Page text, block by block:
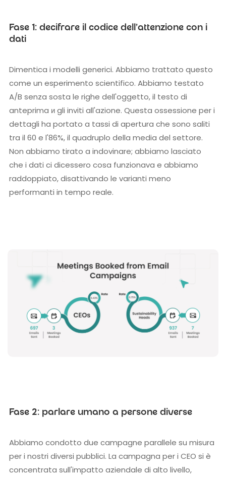
Fase 1: decifrare il codice dell'attenzione con i
dati
Dimentica i modelli generici. Abbiamo trattato questo
come un esperimento scientifico. Abbiamo testato
A/B senza sosta le righe dell'oggetto, il testo di
anteprima и gli inviti all'azione. Questa ossessione per i
dettagli ha portato a tassi di apertura che sono saliti
tra il 60 e l'86%, il quadruplo della media del settore.
Non abbiamo tirato a indovinare; abbiamo lasciato
che i dati ci dicessero cosa funzionava e abbiamo
raddoppiato, disattivando le varianti meno
performanti in tempo reale.
Fase 2: parlare umano a persone diverse
Abbiamo condotto due campagne parallele su misura
per i nostri diversi pubblici. La campagna per i CEO si è
concentrata sull'impatto aziendale di alto livello,